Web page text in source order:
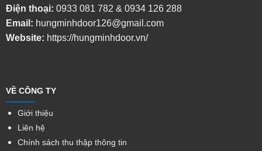
Điện thoại: 0933 081 782 & 0934 126 288
Email: hungminhdoor126@gmail.com
Website: https://hungminhdoor.vn/
VỀ CÔNG TY
Giới thiệu
Liên hệ
Chính sách thu thập thông tin